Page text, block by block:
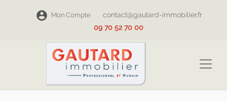
Mon Compte
contact@gautard-immobilier.fr
09 70 52 70 00